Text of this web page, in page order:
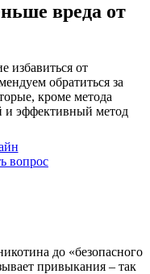
вреда от
избавиться от
обратиться за
кроме метода
и эффективный метод
вопрос
до «безопасного
привыкания – так